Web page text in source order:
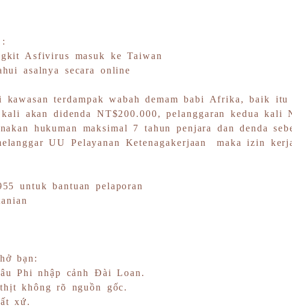
:
Asfivirus masuk ke Taiwan
asalnya secara online
kawasan terdampak wabah demam babi Afrika, baik itu
akan didenda NT$200.000, pelanggaran kedua kali
hukuman maksimal 7 tahun penjara dan denda
UU Pelayanan Ketenagakerjaan maka izin
untuk bantuan pelaporan
bạn:
Phi nhập cảnh Đài Loan.
không rõ nguồn gốc.
xứ.